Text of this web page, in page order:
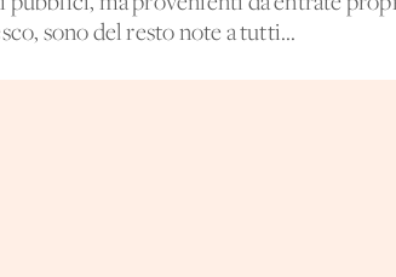
sono del resto note a tutti...